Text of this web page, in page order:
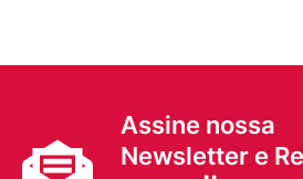
Assine nossa
Newsletter e